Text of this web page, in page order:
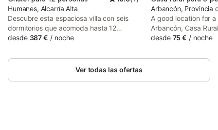
Humanes, Alcarría Alta
Descubre esta espaciosa villa con seis
dormitorios que acomoda hasta 12
personas, perfecta para unas vacaciones
abierta del 25/05 al 15/09 - Amplios y
cómodos dormitorios con baño privado -
desde 387 € / noche
Arbancón, Provincia
A good location for
Arbancón, Casa
country house
garden, terrace and
desde 75 € / noche
Ver todas las ofertas